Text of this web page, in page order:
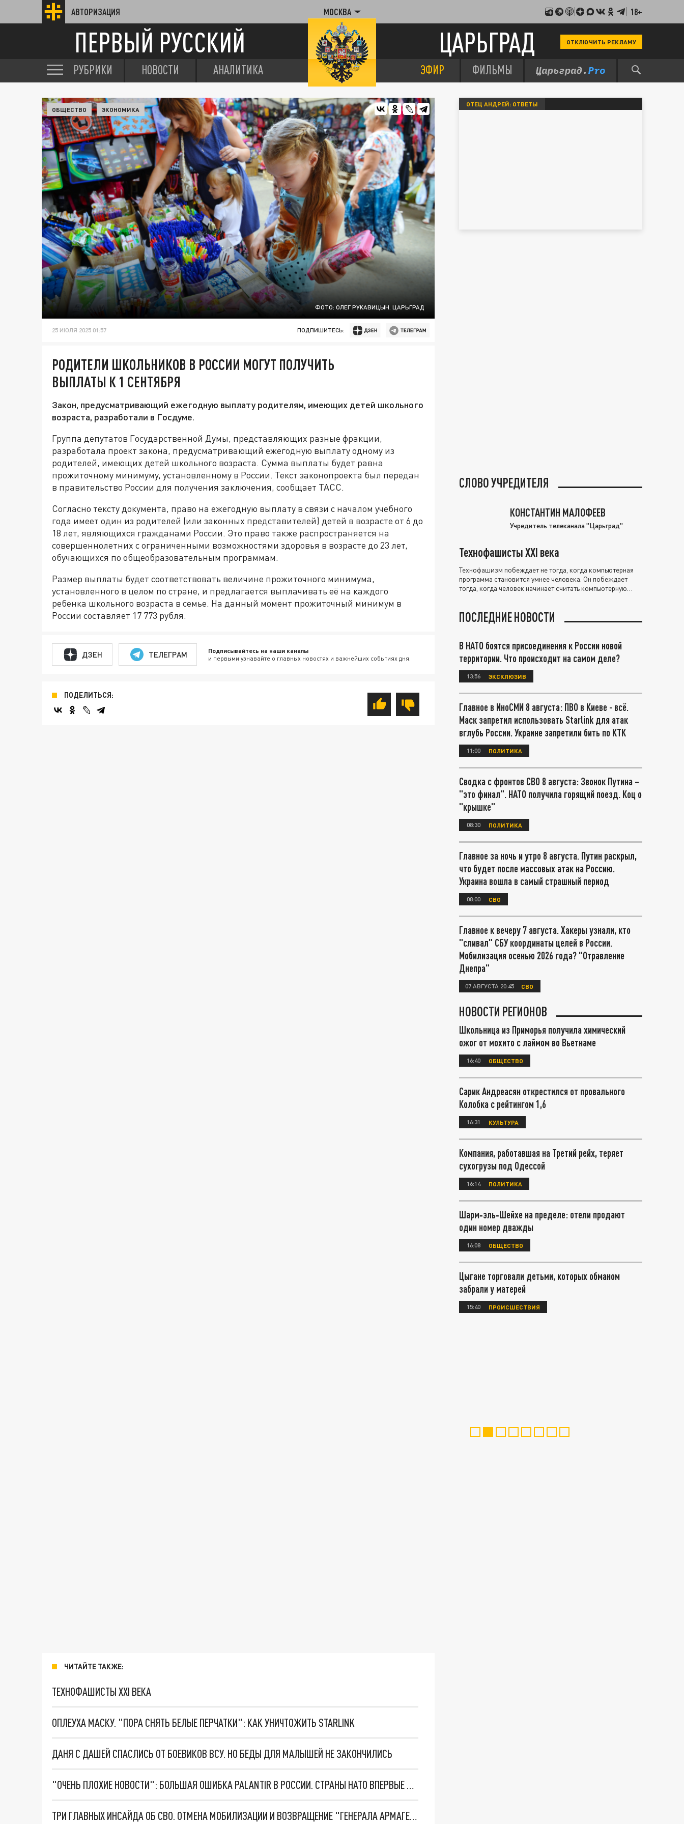
АВТОРИЗАЦИЯ МОСКВА 18+
ПЕРВЫЙ РУССКИЙ ЦАРЬГРАД ОТКЛЮЧИТЬ РЕКЛАМУ
РУБРИКИ НОВОСТИ АНАЛИТИКА ЭФИР ФИЛЬМЫ
ФОТО: ОЛЕГ РУКАВИЦЫН. ЦАРЬГРАД
ОБЩЕСТВО ЭКОНОМИКА
25 ИЮЛЯ 2025 01:57 ПОДПИШИТЕСЬ:
РОДИТЕЛИ ШКОЛЬНИКОВ В РОССИИ МОГУТ ПОЛУЧИТЬ
ВЫПЛАТЫ К 1 СЕНТЯБРЯ
Закон, предусматривающий ежегодную выплату родителям, имеющих детей школьного
возраста, разработали в Госдуме.
Группа депутатов Государственной Думы, представляющих разные фракции,
разработала проект закона, предусматривающий ежегодную выплату одному из
родителей, имеющих детей школьного возраста. Сумма выплаты будет равна
прожиточному минимуму, установленному в России. Текст законопроекта был передан
в правительство России для получения заключения, сообщает ТАСС.
Согласно тексту документа, право на ежегодную выплату в связи с началом учебного
года имеет один из родителей (или законных представителей) детей в возрасте от 6 до
18 лет, являющихся гражданами России. Это право также распространяется на
совершеннолетних с ограниченными возможностями здоровья в возрасте до 23 лет,
обучающихся по общеобразовательным программам.
Размер выплаты будет соответствовать величине прожиточного минимума,
установленного в целом по стране, и предлагается выплачивать её на каждого
ребенка школьного возраста в семье. На данный момент прожиточный минимум в
России составляет 17 773 рубля.
ДЗЕН ТЕЛЕГРАМ Подписывайтесь на наши каналы
и первыми узнавайте о главных новостях и важнейших событиях дня.
ПОДЕЛИТЬСЯ:
ЧИТАЙТЕ ТАКЖЕ:
ТЕХНОФАШИСТЫ XXI ВЕКА
ОПЛЕУХА МАСКУ. "ПОРА СНЯТЬ БЕЛЫЕ ПЕРЧАТКИ": КАК УНИЧТОЖИТЬ STARLINK
ДАНЯ С ДАШЕЙ СПАСЛИСЬ ОТ БОЕВИКОВ ВСУ. НО БЕДЫ ДЛЯ МАЛЫШЕЙ НЕ ЗАКОНЧИЛИСЬ
"ОЧЕНЬ ПЛОХИЕ НОВОСТИ": БОЛЬШАЯ ОШИБКА PALANTIR В РОССИИ. СТРАНЫ НАТО ВПЕРВЫЕ ЗА СВО ОСТАНОВИЛИ ПОСТАВКИ ОРУЖИЯ. ВСУ ТЕРЯЮТ ПРИГРАНИЧЬЕ?
ТРИ ГЛАВНЫХ ИНСАЙДА ОБ СВО. ОТМЕНА МОБИЛИЗАЦИИ И ВОЗВРАЩЕНИЕ "ГЕНЕРАЛА АРМАГЕДДОНА"? ОТЛИЧНЫЕ НОВОСТИ, КОТОРЫЕ ЖДАЛИ ВСЕ
ОТЕЦ АНДРЕЙ: ОТВЕТЫ
СЛОВО УЧРЕДИТЕЛЯ
КОНСТАНТИН МАЛОФЕЕВ
Учредитель телеканала "Царьград"
Технофашисты XXI века
Технофашизм побеждает не тогда, когда компьютерная
программа становится умнее человека. Он побеждает
тогда, когда человек начинает считать компьютерную
ПОСЛЕДНИЕ НОВОСТИ
В НАТО боятся присоединения к России новой
территории. Что происходит на самом деле?
13:56 ЭКСКЛЮЗИВ
Главное в ИноСМИ 8 августа: ПВО в Киеве - всё.
Маск запретил использовать Starlink для атак
вглубь России. Украине запретили бить по КТК
11:00 ПОЛИТИКА
Сводка с фронтов СВО 8 августа: Звонок Путина –
"это финал". НАТО получила горящий поезд. Коц о
"крышке"
08:30 ПОЛИТИКА
Главное за ночь и утро 8 августа. Путин раскрыл,
что будет после массовых атак на Россию.
Украина вошла в самый страшный период
08:00 СВО
Главное к вечеру 7 августа. Хакеры узнали, кто
"сливал" СБУ координаты целей в России.
Мобилизация осенью 2026 года? "Отравление
Днепра"
07 АВГУСТА 20:45 СВО
НОВОСТИ РЕГИОНОВ
Школьница из Приморья получила химический
ожог от мохито с лаймом во Вьетнаме
16:40 ОБЩЕСТВО
Сарик Андреасян открестился от провального
Колобка с рейтингом 1,6
16:31 КУЛЬТУРА
Компания, работавшая на Третий рейх, теряет
сухогрузы под Одессой
16:14 ПОЛИТИКА
Шарм‑эль‑Шейхе на пределе: отели продают
один номер дважды
16:08 ОБЩЕСТВО
Цыгане торговали детьми, которых обманом
забрали у матерей
15:40 ПРОИСШЕСТВИЯ